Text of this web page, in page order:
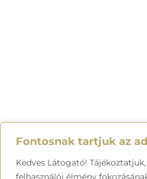
Fontosnak tartjuk az
Kedves Látogató!
felhasználói élmény